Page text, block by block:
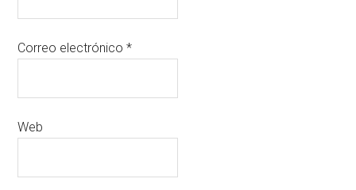
Correo electrónico*
Web